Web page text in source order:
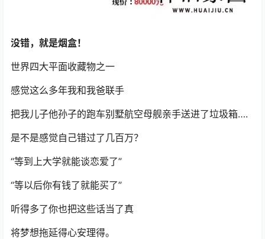
没错，就是烟盒！
世界四大平面收藏物之一
感觉这么多年我和我爸联手
把我儿子他孙子的跑车别墅航空母舰亲手送进了垃圾箱….
是不是感觉自己错过了几百万？
“等到上大学就能谈恋爱了”
“等以后你有钱了就能买了”
听得多了你也把这些话当了真
将梦想拖延得心安理得。